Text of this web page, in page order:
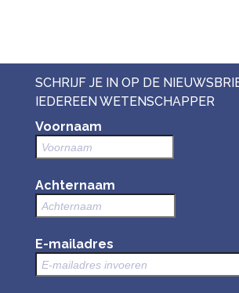
SCHRIJF JE IN OP DE
IEDEREEN WETENSCHAPPER
Voornaam
Achternaam
E-mailadres